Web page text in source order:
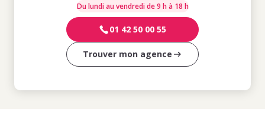
Du lundi au vendredi de 9 h à 18 h
01 42 50 00 55
Trouver mon agence